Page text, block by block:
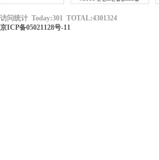
访问统计 Today:301 TOTAL:4301324
京ICP备05021128号-11